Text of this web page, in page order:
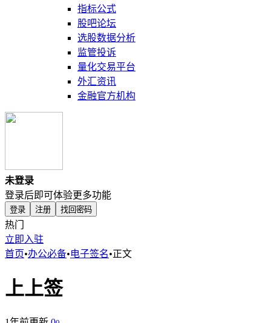
指标公式
股吧论坛
选股数据分析
监管投诉
量化交易平台
外汇资讯
金融官方机构
未登录
登录后即可体验更多功能
登录 注册 找回密码
热门
立即入驻
首页•办公必备•电子签名•正文
上上签